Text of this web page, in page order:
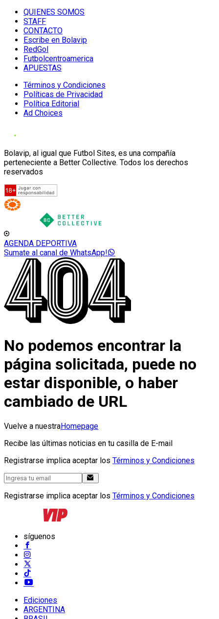
QUIENES SOMOS
STAFF
CONTACTO
Escribe en Bolavip
RedGol
Futbolcentroamerica
APUESTAS
Términos y Condiciones
Políticas de Privacidad
Política Editorial
Ad Choices
Bolavip, al igual que Futbol Sites, es una compañía
perteneciente a Better Collective. Todos los derechos
reservados
AGENDA DEPORTIVA
Sumate al canal de WhatsApp!
No podemos encontrar la
página solicitada, puede no
estar disponible, o haber
cambiado de URL
Vuelve a nuestraHomepage
Recibe las últimas noticias en tu casilla de E-mail
Registrarse implica aceptar los Términos y Condiciones
Registrarse implica aceptar los Términos y Condiciones
síguenos
Ediciones
ARGENTINA